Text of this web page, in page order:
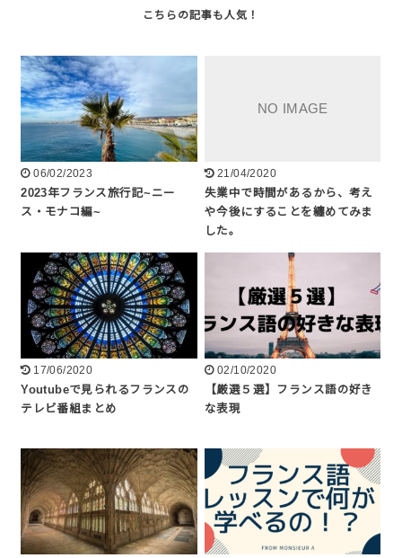
06/02/2023
2023年フランス旅行記~ニー
ス・モナコ編~
21/04/2020
失業中で時間があるから、考え
や今後にすることを纏めてみま
した。
17/06/2020
Youtubeで見られるフランスの
テレビ番組まとめ
02/10/2020
【厳選５選】フランス語の好き
な表現